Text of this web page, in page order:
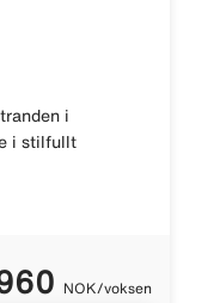
i
i stilfullt
NOK/voksen